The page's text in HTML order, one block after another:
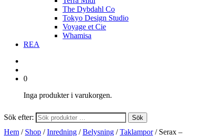
The Dybdahl Co
Tokyo Design Studio
Voyage et Cie
Whamisa
REA
0
Inga produkter i varukorgen.
Sök efter: Sök
Hem / Shop /Inredning /Belysning /Taklampor/ Serax –